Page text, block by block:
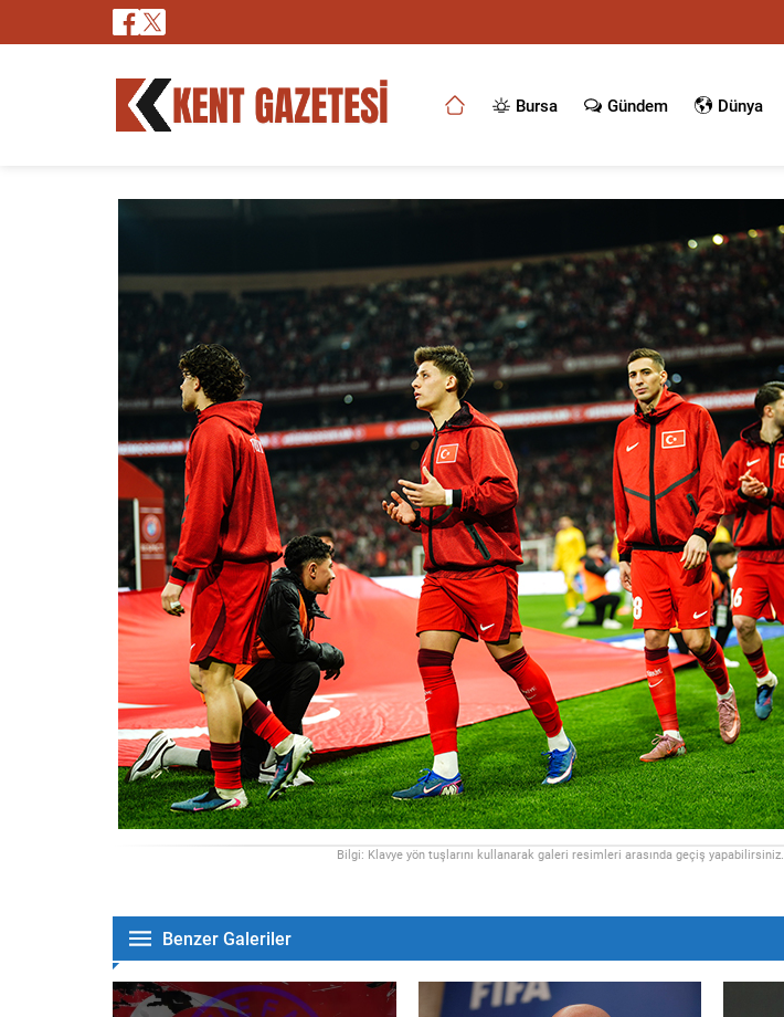
Bursa Gündem Dünya
Bilgi: Klavye yön tuşlarını kullanarak galeri resimleri arasında geçiş yapabilirsiniz.
Benzer Galeriler